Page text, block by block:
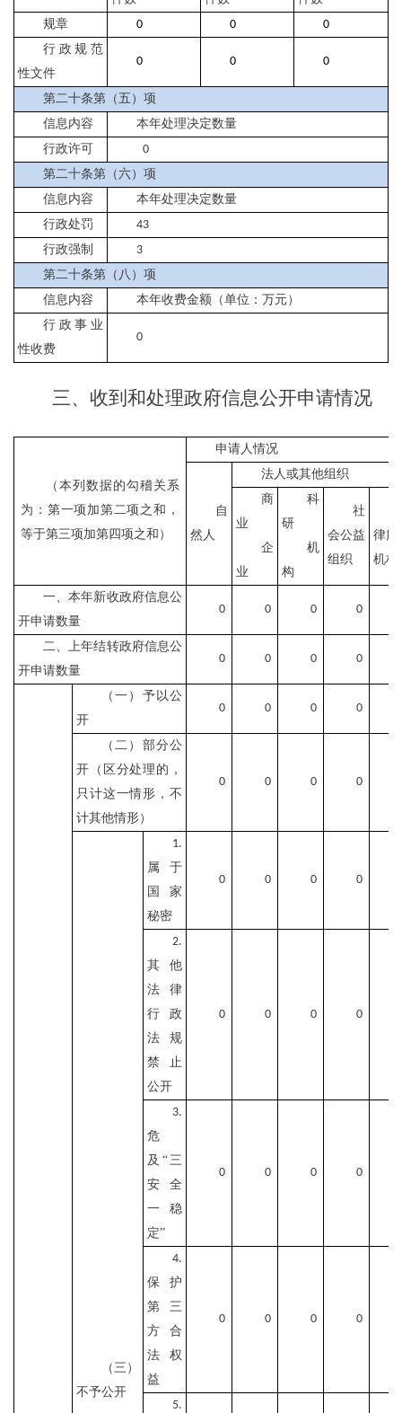
规章
0 0
0
行政规范
性文件
0 0 0
第二十条第（五）项
信息内容
本年处理决定数量
行政许可
0
第二十条第（六）项
信息内容
本年处理决定数量
行政处罚
43
行政强制
3
第二十条第（八）项
信息内容
本年收费金额（单位：万元）
行政事业
性收费
0
三、收到和处理政府信息公开申请情况
（本列数据的勾稽关系
为：第一项加第二项之和，
等于第三项加第四项之和）
申请人情况
自
然人
法人或其他组织
商
业
企
业
科
研
机
构
社
会公益
组织
律服
机构
一、本年新收政府信息公
开申请数量
0 0 0 0
二、上年结转政府信息公
开申请数量
0 0 0 0
（一）予以公
开
0 0 0 0
（二）部分公
开（区分处理的，
只计这一情形，不
计其他情形）
0 0 0 0
（三）
不予公开
1.
属于
国家
秘密
0 0 0 0
2.
其他
法律
行政
法规
禁止
公开
0 0 0 0
3.
危
及“三
安全
一稳
定”
0 0 0 0
4.
保护
第三
方合
法权
益
0 0 0 0
5.